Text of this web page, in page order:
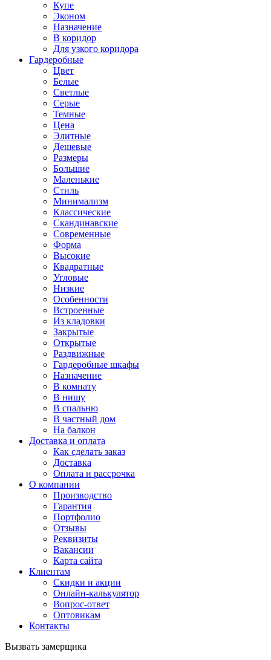
Купе
Эконом
Назначение
В коридор
Для узкого коридора
Гардеробные
Цвет
Белые
Светлые
Серые
Темные
Цена
Элитные
Дешевые
Размеры
Большие
Маленькие
Стиль
Минимализм
Классические
Скандинавские
Современные
Форма
Высокие
Квадратные
Угловые
Низкие
Особенности
Встроенные
Из кладовки
Закрытые
Открытые
Раздвижные
Гардеробные шкафы
Назначение
В комнату
В нишу
В спальню
В частный дом
На балкон
Доставка и оплата
Как сделать заказ
Доставка
Оплата и рассрочка
О компании
Производство
Гарантия
Портфолио
Отзывы
Реквизиты
Вакансии
Карта сайта
Клиентам
Скидки и акции
Онлайн-калькулятор
Вопрос-ответ
Оптовикам
Контакты
Вызвать замерщика